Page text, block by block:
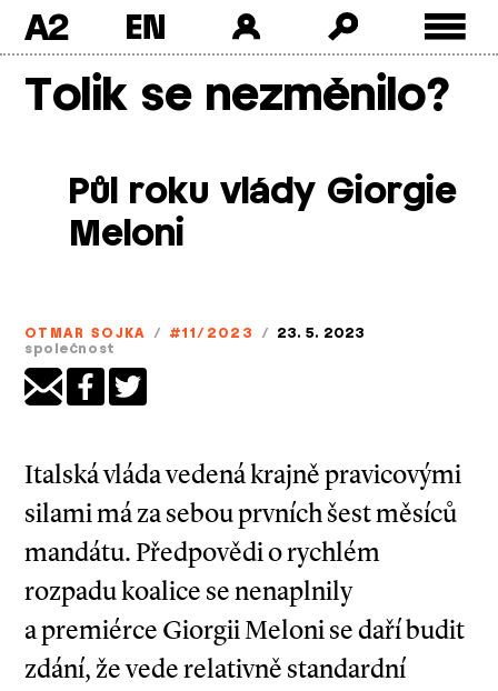
A2
Tolik se nezměnilo?
Půl roku vlády Giorgie
Meloni
OTMAR SOJKA / #11/2023 / 23. 5. 2023
společnost
Italská vláda vedená krajně pravicovými
silami má za sebou prvních šest měsíců
mandátu. Předpovědi o rychlém
rozpadu koalice se nenaplnily
a premiérce Giorgii Meloni se daří budit
zdání, že vede relativně standardní